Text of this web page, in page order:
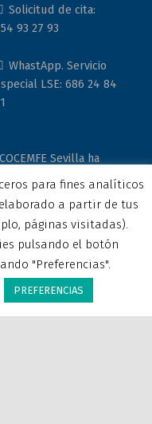
Solicitud de cita:
93 27 93
WhastApp. Servicio
LSE: 686 24 84
Sevilla ha
recibido una ayuda de la
Unión Europea con cargo
Programa Operativo
de Andalucía
2020, financiada
parte de la
respuesta de la Unión a
la pandemia de COVID-19
para fines analíticos
a partir de tus
páginas visitadas).
pulsando el botón
"Preferencias".
PREFERENCIAS